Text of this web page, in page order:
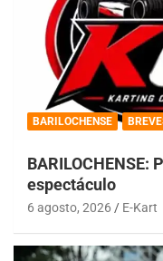
BARILOCHENSE
BARILOCHENSE:
espectáculo
6 agosto, 2026 E-Kart